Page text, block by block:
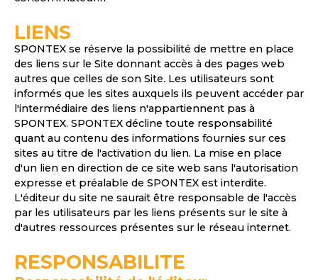
LIENS
SPONTEX se réserve la possibilité de mettre en place
des liens sur le Site donnant accès à des pages web
autres que celles de son Site. Les utilisateurs sont
informés que les sites auxquels ils peuvent accéder par
l'intermédiaire des liens n'appartiennent pas à
SPONTEX. SPONTEX décline toute responsabilité
quant au contenu des informations fournies sur ces
sites au titre de l'activation du lien. La mise en place
d'un lien en direction de ce site web sans l'autorisation
expresse et préalable de SPONTEX est interdite.
L'éditeur du site ne saurait être responsable de l'accès
par les utilisateurs par les liens présents sur le site à
d'autres ressources présentes sur le réseau internet.
RESPONSABILITE